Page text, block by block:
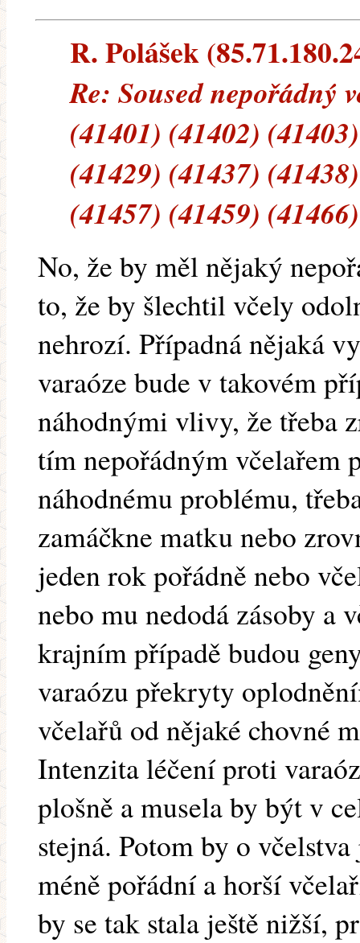
R. Polášek
Re: Soused nepořádný
(41401) (41402)
(41429) (41437)
(41457) (41459) (41466)
No, že by měl nějaký
to, že by šlechtil včely
nehrozí. Případná nějaká
varaóze bude v takovém
náhodnými vlivy, že třeba
tím nepořádným včelařem
náhodnému problému,
zamáčkne matku nebo
jeden rok pořádně nebo
nebo mu nedodá zásoby a
krajním případě budou
varaózu překryty
včelařů od nějaké chovné
Intenzita léčení proti
plošně a musela by být v
stejná. Potom by o
méně pořádní a horší
by se tak stala ještě nižší,